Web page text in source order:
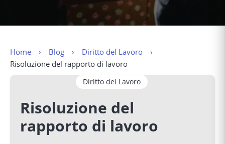
Home Blog
Diritto del Lavoro
Risoluzione del rapporto di lavoro
Diritto del Lavoro
Risoluzione del
rapporto di lavoro